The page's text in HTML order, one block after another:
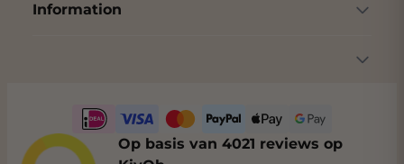
Information
Op basis van 4021 reviews op